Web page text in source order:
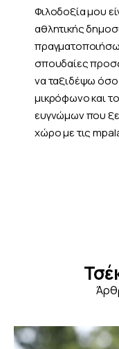
Φιλοδοξία μου
αθλητικής
σπουδαίες
να ταξιδέψω όσο
μικρόφωνο και
ευγνώμων που
χώρο με τις